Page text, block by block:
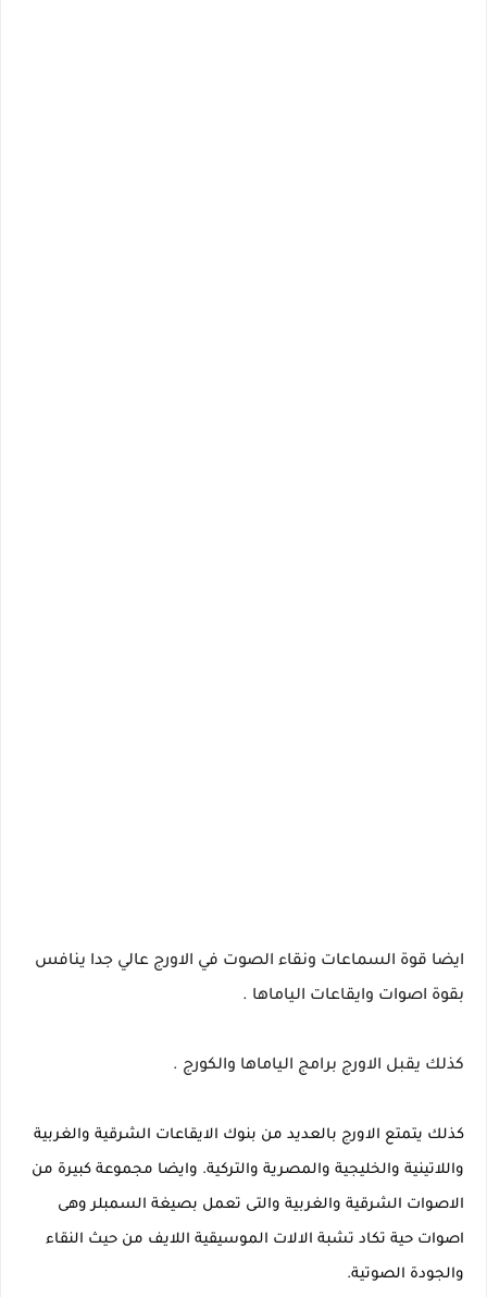
ايضا قوة السماعات ونقاء الصوت في الاورج عالي جدا ينافس
بقوة اصوات وايقاعات الياماها .
كذلك يقبل الاورج برامج الياماها والكورج .
كذلك يتمتع الاورج بالعديد من بنوك الايقاعات الشرقية والغربية
واللاتينية والخليجية والمصرية والتركية. وايضا مجموعة كبيرة من
الاصوات الشرقية والغربية والتى تعمل بصيغة السمبلر وهى
اصوات حية تكاد تشبة الالات الموسيقية اللايف من حيث النقاء
والجودة الصوتية.